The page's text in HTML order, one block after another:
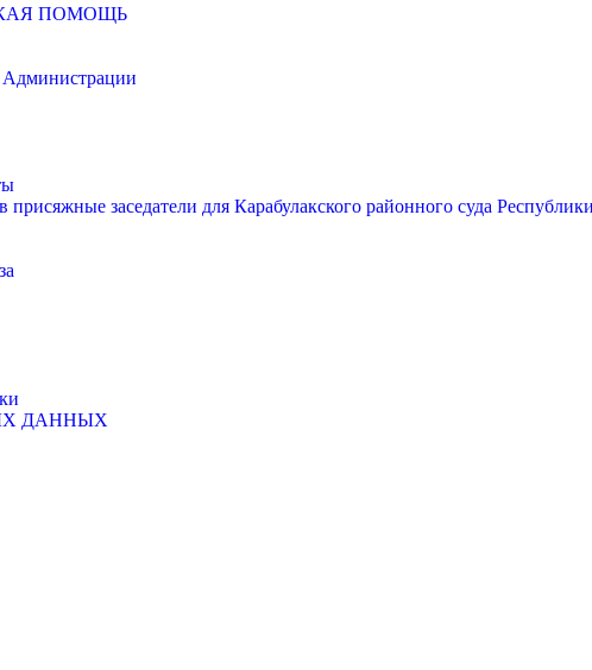
ПОМОЩЬ
Администрации
присяжные заседатели для Карабулакского районного суда
ДАННЫХ